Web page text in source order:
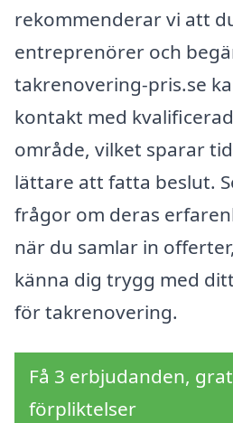
rekommenderar vi att
entreprenörer och
takrenovering-pris.se
kontakt med
område, vilket sparar
lättare att fatta beslut.
frågor om deras
när du samlar in
känna dig trygg med
för takrenovering.
Få 3 erbjudanden,
förpliktelser